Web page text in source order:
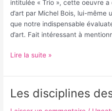
intitulée « Trio », cette oeuvre
d’art par Michel Bois, lui-même
que notre indispensable
d’art. Fait intéressant à
d’exception
Lire la suite »
Les disciplines
Les